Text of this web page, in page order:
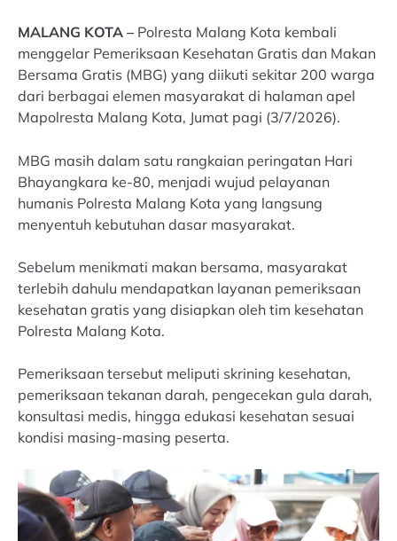
MALANG KOTA –Polresta Malang Kota kembali
menggelar Pemeriksaan Kesehatan Gratis dan Makan
Bersama Gratis (MBG) yang diikuti sekitar 200 warga
dari berbagai elemen masyarakat di halaman apel
Mapolresta Malang Kota, Jumat pagi (3/7/2026).
MBG masih dalam satu rangkaian peringatan Hari
Bhayangkara ke-80, menjadi wujud pelayanan
humanis Polresta Malang Kota yang langsung
menyentuh kebutuhan dasar masyarakat.
Sebelum menikmati makan bersama, masyarakat
terlebih dahulu mendapatkan layanan pemeriksaan
kesehatan gratis yang disiapkan oleh tim kesehatan
Polresta Malang Kota.
Pemeriksaan tersebut meliputi skrining kesehatan,
pemeriksaan tekanan darah, pengecekan gula darah,
konsultasi medis, hingga edukasi kesehatan sesuai
kondisi masing-masing peserta.